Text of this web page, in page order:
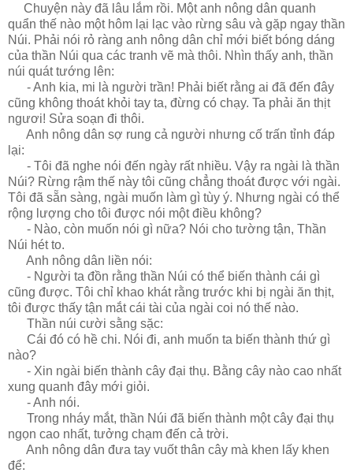
Chuyện này đã lâu lắm rồi. Một anh nông dân quanh
quẩn thế nào một hôm lại lạc vào rừng sâu và gặp ngay thần
Núi. Phải nói rỏ ràng anh nông dân chỉ mới biết bóng dáng
của thần Núi qua các tranh vẽ mà thôi. Nhìn thấy anh, thần
núi quát tướng lên:
- Anh kia, mi là người trần! Phải biết rằng ai đã đến đây
cũng không thoát khỏi tay ta, đừng có chạy. Ta phải ăn thịt
ngươi! Sửa soạn đi thôi.
Anh nông dân sợ rung cả người nhưng cố trấn tỉnh đáp
lại:
- Tôi đã nghe nói đến ngày rất nhiều. Vậy ra ngài là thần
Núi? Rừng rậm thế này tôi cũng chẳng thoát được với ngài.
Tôi đã sẵn sàng, ngài muốn làm gì tùy ý. Nhưng ngài có thể
rộng lượng cho tôi được nói một điều không?
- Nào, còn muốn nói gì nữa? Nói cho tường tận, Thần
Núi hét to.
Anh nông dân liền nói:
- Người ta đồn rằng thần Núi có thể biến thành cái gì
cũng được. Tôi chỉ khao khát rằng trước khi bị ngài ăn thịt,
tôi được thấy tận mắt cái tài của ngài coi nó thế nào.
Thần núi cười sằng sặc:
Cái đó có hề chi. Nói đi, anh muốn ta biến thành thứ gì
nào?
- Xin ngài biến thành cây đại thụ. Bằng cây nào cao nhất
xung quanh đây mới giỏi.
- Anh nói.
Trong nháy mắt, thần Núi đã biến thành một cây đại thụ
ngọn cao nhất, tưởng chạm đến cả trời.
Anh nông dân đưa tay vuốt thân cây mà khen lấy khen
để: